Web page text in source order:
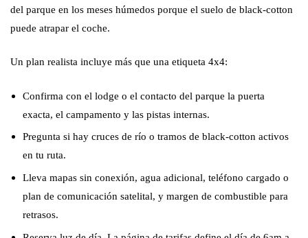
del parque en los meses húmedos porque el suelo de black-cotton
puede atrapar el coche.
Un plan realista incluye más que una etiqueta 4x4:
Confirma con el lodge o el contacto del parque la puerta
exacta, el campamento y las pistas internas.
Pregunta si hay cruces de río o tramos de black-cotton activos
en tu ruta.
Lleva mapas sin conexión, agua adicional, teléfono cargado o
plan de comunicación satelital, y margen de combustible para
retrasos.